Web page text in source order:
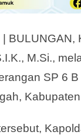
BULUNGAN,
M.Si.,
SP 6